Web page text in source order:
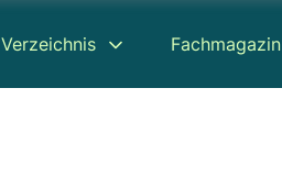
Verzeichnis Fachmagazin